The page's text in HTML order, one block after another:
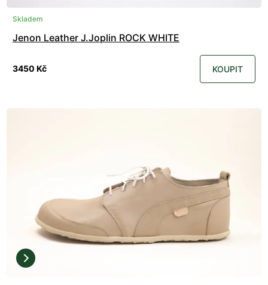
Skladem
Jenon Leather J.Joplin ROCK WHITE
3450 Kč KOUPIT